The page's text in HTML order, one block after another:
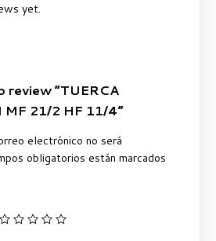
yet.
“TUERCA
MF 21/2 HF 11/4”
electrónico no será
obligatorios están marcados